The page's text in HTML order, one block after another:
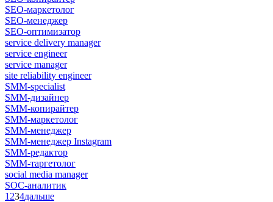
SEO-маркетолог
SEO-менеджер
SEO-оптимизатор
service delivery manager
service engineer
service manager
site reliability engineer
SMM-specialist
SMM-дизайнер
SMM-копирайтер
SMM-маркетолог
SMM-менеджер
SMM-менеджер Instagram
SMM-редактор
SMM-таргетолог
social media manager
SOC-аналитик
1 234дальше